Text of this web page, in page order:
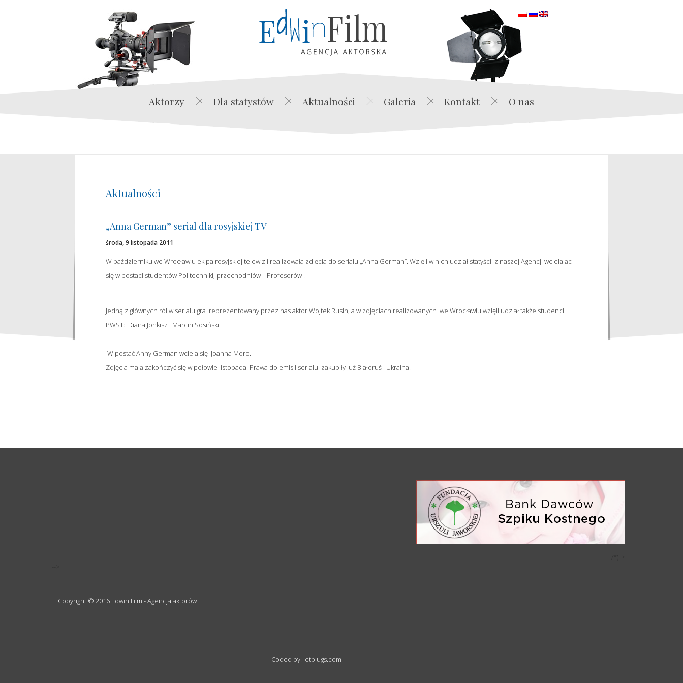
Edwin Film Agencja Aktorska
Aktorzy Dla statystów Aktualności Galeria Kontakt O nas
Aktualności
„Anna German” serial dla rosyjskiej TV
środa, 9 listopada 2011
W październiku we Wrocławiu ekipa rosyjskiej telewizji realizowała zdjęcia do serialu „Anna German”. Wzięli w nich udział statyści z naszej Agencji wcielając
się w postaci studentów Politechniki, przechodniów i Profesorów .
Jedną z głównych ról w serialu gra reprezentowany przez nas aktor Wojtek Rusin, a w zdjęciach realizowanych we Wrocławiu wzięli udział także studenci
PWST: Diana Jonkisz i Marcin Sosiński.
W postać Anny German wciela się Joanna Moro.
Zdjęcia mają zakończyć się w połowie listopada. Prawa do emisji serialu zakupiły już Białoruś i Ukraina.
Copyright © 2016 Edwin Film - Agencja aktorów
Coded by: jetplugs.com